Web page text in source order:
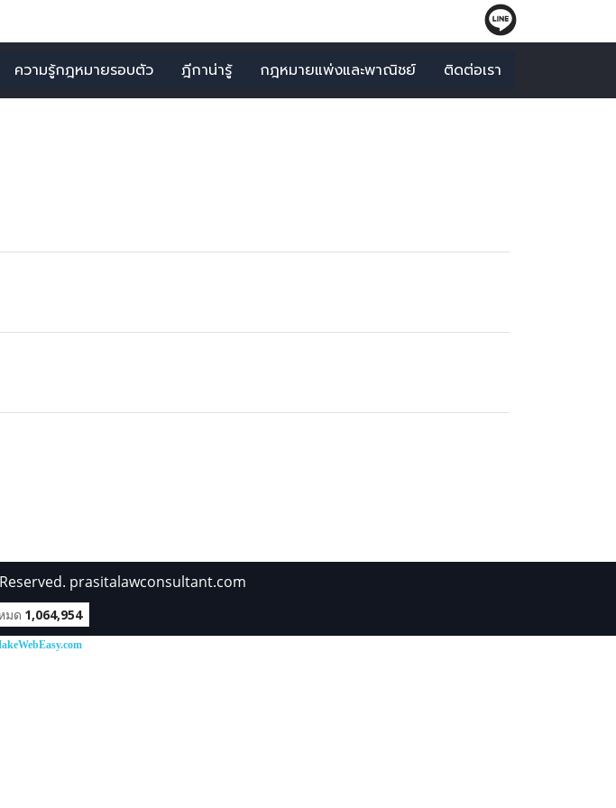
ความรู้กฎหมายรอบตัว ฎีกาน่ารู้ กฎหมายแพ่งและพาณิชย์ ติดต่อเรา
prasitalawconsultant.com
มด 1,064,954